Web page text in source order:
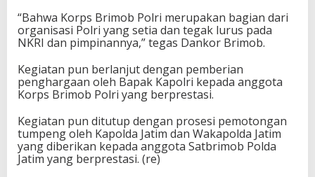
“Bahwa Korps Brimob Polri merupakan bagian dari
organisasi Polri yang setia dan tegak lurus pada
NKRI dan pimpinannya,” tegas Dankor Brimob.
Kegiatan pun berlanjut dengan pemberian
penghargaan oleh Bapak Kapolri kepada anggota
Korps Brimob Polri yang berprestasi.
Kegiatan pun ditutup dengan prosesi pemotongan
tumpeng oleh Kapolda Jatim dan Wakapolda Jatim
yang diberikan kepada anggota Satbrimob Polda
Jatim yang berprestasi. (re)